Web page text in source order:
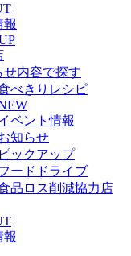
報
せ内容で探す
べきりレシピ
ベント情報
知らせ
ピックアップ
ードドライブ
品ロス削減協力店
報